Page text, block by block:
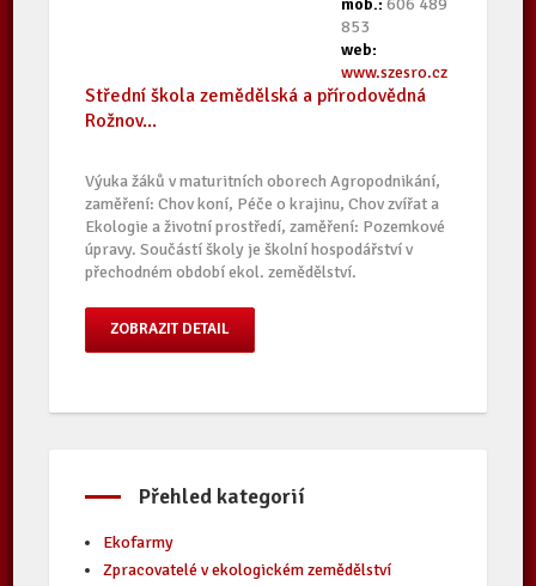
mob.: 606 489
853
web:
www.szesro.cz
Střední škola zemědělská a přírodovědná
Rožnov...
Výuka žáků v maturitních oborech Agropodnikání,
zaměření: Chov koní, Péče o krajinu, Chov zvířat a
Ekologie a životní prostředí, zaměření: Pozemkové
úpravy. Součástí školy je školní hospodářství v
přechodném období ekol. zemědělství.
ZOBRAZIT DETAIL
Přehled kategorií
Ekofarmy
Zpracovatelé v ekologickém zemědělství